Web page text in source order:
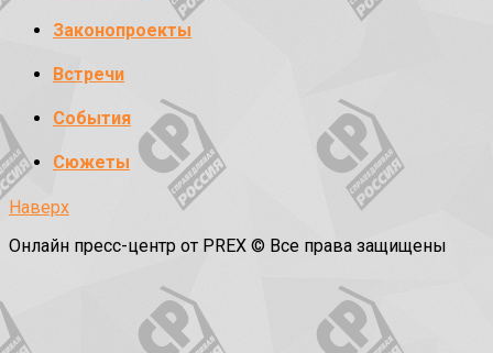
Законопроекты
Встречи
События
Сюжеты
Наверх
Онлайн пресс-центр от PREX © Все права защищены